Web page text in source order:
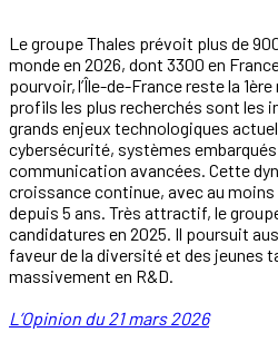
Le groupe Thales prévoit plus de
monde en 2026, dont 3300 en
pourvoir, l’Île-de-France reste la
profils les plus recherchés sont les
grands enjeux technologiques
cybersécurité, systèmes
communication avancées. Cette
croissance continue, avec au
depuis 5 ans. Très attractif, le
candidatures en 2025. Il poursuit
faveur de la diversité et des jeunes
massivement en R&D.
L’Opinion du 21 mars 2026